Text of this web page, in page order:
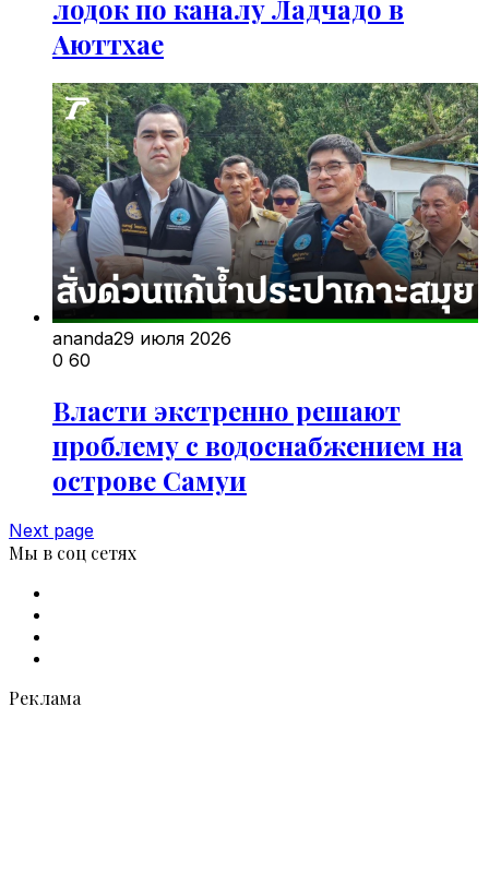
лодок по каналу Ладчадо в
Аюттхае
ananda29 июля 2026
0 60
Власти экстренно решают
проблему с водоснабжением на
острове Самуи
Next page
Мы в соц сетях
Реклама